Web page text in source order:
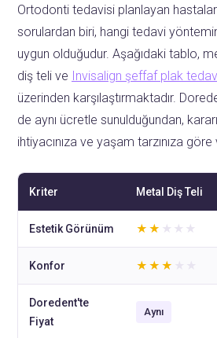
Ortodonti tedavisi planlayan
sorulardan biri, hangi tedavi
uygun olduğudur. Aşağıdaki tablo,
diş teli ve Invisalign şeffaf plak
üzerinden karşılaştırmaktadır.
de aynı ücretle sunulduğundan,
ihtiyacınıza ve yaşam tarzınıza
Kriter Metal Diş Teli
Estetik Görünüm ★★ ★★★
Konfor ★★★
Doredent'te
Fiyat
Aynı